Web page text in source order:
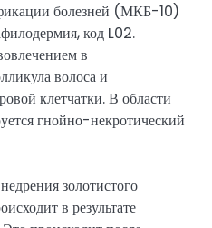
болезней (МКБ-10)
код L02.
в
волоса и
клетчатки. В области
гнойно-некротический
золотистого
в результате